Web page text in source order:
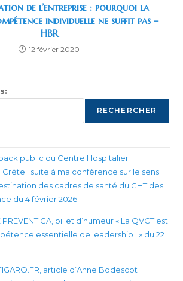
de l’entreprise : pourquoi la
individuelle ne suffit pas –
HBR
12 février 2020
RECHERCHER
public du Centre Hospitalier
suite à ma conférence sur le sens
des cadres de santé du GHT des
du 4 février 2026
billet d’humeur « La QVCT est
essentielle de leadership ! » du 22
article d’Anne Bodescot